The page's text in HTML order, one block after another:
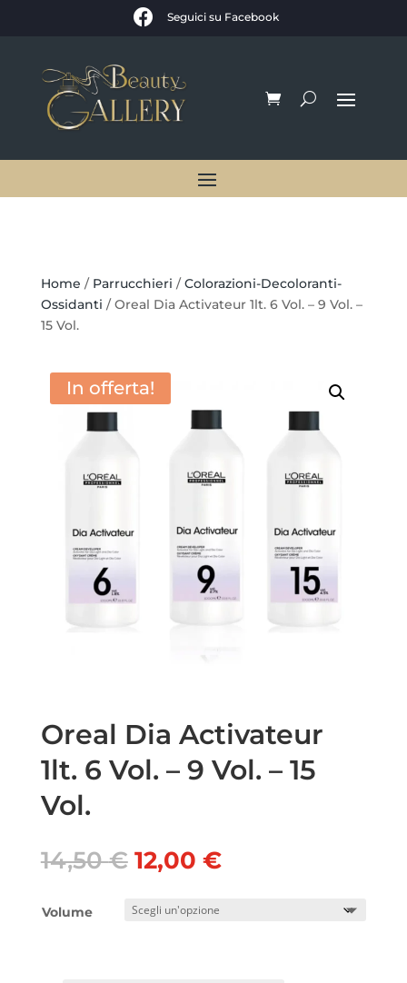
 Seguici su Facebook
Home / Parrucchieri /Colorazioni-Decoloranti-
Ossidanti / Oreal Dia Activateur 1lt. 6 Vol. – 9 Vol. –
15 Vol.
In offerta!
Oreal Dia Activateur
1lt. 6 Vol. – 9 Vol. – 15
Vol.
14,50€ Il
prezzo
originale
era:
12,00 €Il
Volume